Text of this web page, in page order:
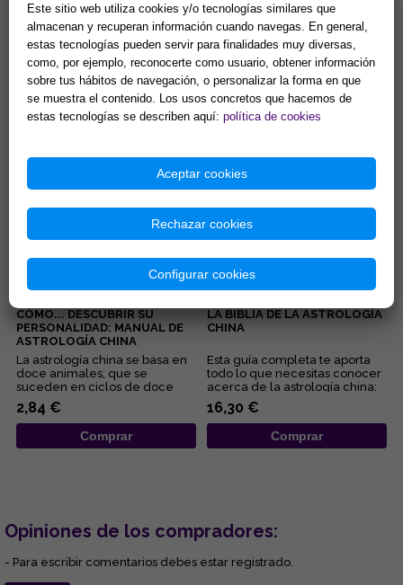
ASTROLOGÍA CHINA:
DESCIFRA EL ZODÍACO CHINO
PARA CONOCERTE Y VIVIR
MEJOR
21,11 €
Comprar
TU SIGNO ES BUEY
Disciplinados y cordiales: ésas
son dos de las características
de las personas nacidas bajo el
signo del Buey ...
2,84 €
Comprar
CÓMO... DESCUBRIR SU
PERSONALIDAD: MANUAL DE
ASTROLOGÍA CHINA
La astrología china se basa en
doce animales, que se
suceden en ciclos de doce
años y marcan la personalidad
d...
2,84 €
Comprar
LA BIBLIA DE LA ASTROLOGÍA
CHINA
Esta guía completa te aporta
todo lo que necesitas conocer
acerca de la astrología china:
describe los doce an...
16,30 €
Comprar
Opiniones de los compradores:
- Para escribir comentarios debes estar registrado.
Este sitio web utiliza cookies y/o tecnologías similares que
almacenan y recuperan información cuando navegas. En general,
estas tecnologías pueden servir para finalidades muy diversas,
como, por ejemplo, reconocerte como usuario, obtener información
sobre tus hábitos de navegación, o personalizar la forma en que
se muestra el contenido. Los usos concretos que hacemos de
estas tecnologías se describen aquí: política de cookies
Aceptar cookies
Rechazar cookies
Configurar cookies